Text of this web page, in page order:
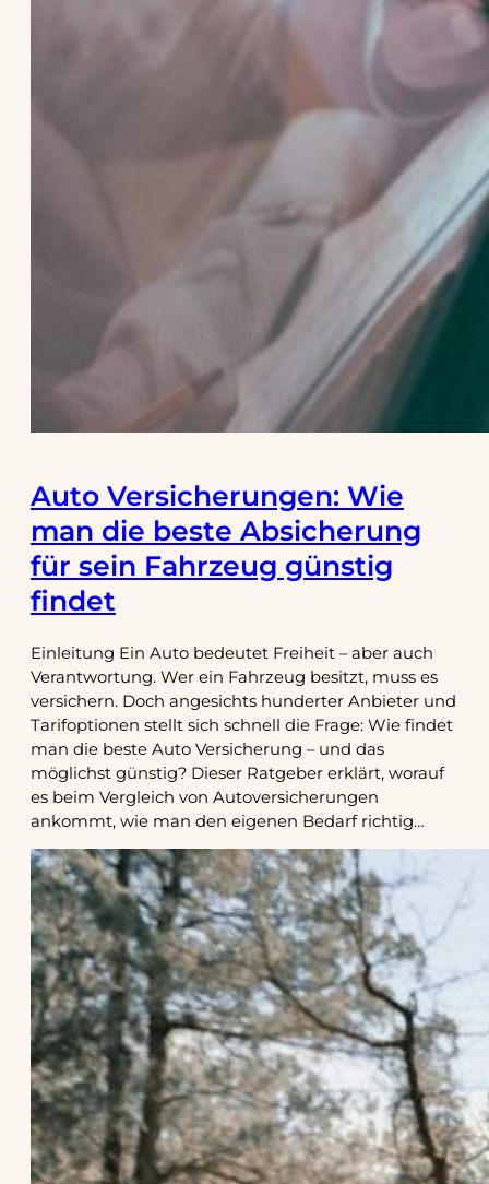
Auto Versicherungen: Wie
man die beste Absicherung
für sein Fahrzeug günstig
findet
Einleitung Ein Auto bedeutet Freiheit – aber auch
Verantwortung. Wer ein Fahrzeug besitzt, muss es
versichern. Doch angesichts hunderter Anbieter und
Tarifoptionen stellt sich schnell die Frage: Wie findet
man die beste Auto Versicherung – und das
möglichst günstig? Dieser Ratgeber erklärt, worauf
es beim Vergleich von Autoversicherungen
ankommt, wie man den eigenen Bedarf richtig…